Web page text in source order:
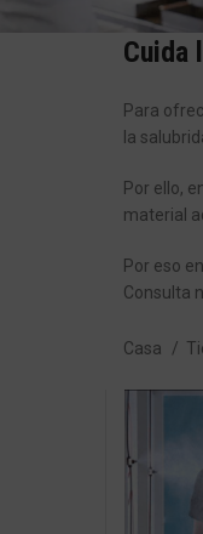
Cuida
Para
la
Por ello,
material
Por eso
Consulta
Casa